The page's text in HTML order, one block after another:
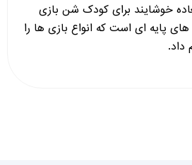
خوشایند برای کودک شن بازی
های پایه ای است که انواع بازی ها را
داد.